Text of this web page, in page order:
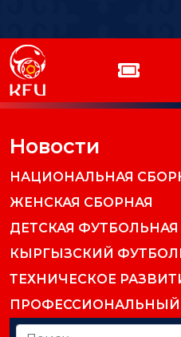
Новости
НАЦИОНАЛЬНАЯ
ЖЕНСКАЯ СБОРНАЯ
ДЕТСКАЯ ФУТБОЛЬНАЯ
КЫРГЫЗСКИЙ
ТЕХНИЧЕСКОЕ
ПРОФЕССИОНАЛЬНЫЙ